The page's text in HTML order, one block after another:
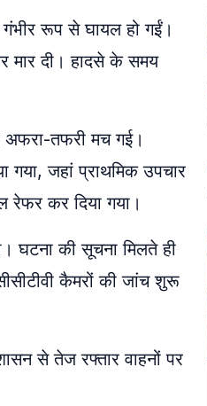
रूप से घायल हो गईं।
मार दी। हादसे के समय
अफरा-तफरी मच गई।
गया, जहां प्राथमिक उपचार
रेफर कर दिया गया।
घटना की सूचना मिलते ही
कैमरों की जांच शुरू
से तेज रफ्तार वाहनों पर